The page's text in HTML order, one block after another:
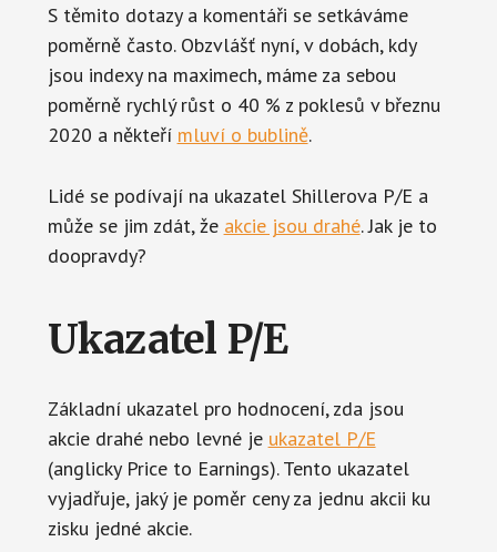
S těmito dotazy a komentáři se setkáváme
poměrně často. Obzvlášť nyní, v dobách, kdy
jsou indexy na maximech, máme za sebou
poměrně rychlý růst o 40 % z poklesů v březnu
2020 a někteří mluví o bublině.
Lidé se podívají na ukazatel Shillerova P/E a
může se jim zdát, že akcie jsou drahé. Jak je to
doopravdy?
Ukazatel P/E
Základní ukazatel pro hodnocení, zda jsou
akcie drahé nebo levné je ukazatel P/E
(anglicky Price to Earnings). Tento ukazatel
vyjadřuje, jaký je poměr ceny za jednu akcii ku
zisku jedné akcie.